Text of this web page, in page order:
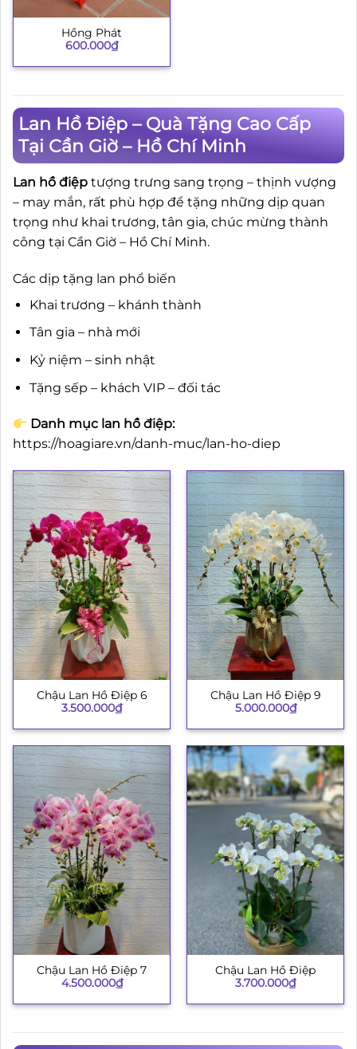
Hồng Phát
600.000₫
Lan Hồ Điệp – Quà Tặng Cao Cấp
Tại Cần Giờ – Hồ Chí Minh
Lan hồ điệp tượng trưng sang trọng – thịnh vượng
– may mắn, rất phù hợp để tặng những dịp quan
trọng như khai trương, tân gia, chúc mừng thành
công tại Cần Giờ – Hồ Chí Minh.
Các dịp tặng lan phổ biến
Khai trương – khánh thành
Tân gia – nhà mới
Kỷ niệm – sinh nhật
Tặng sếp – khách VIP – đối tác
Danh mục lan hồ điệp:
https://hoagiare.vn/danh-muc/lan-ho-diep
Chậu Lan Hồ Điệp 6
3.500.000₫
Chậu Lan Hồ Điệp 9
5.000.000₫
Chậu Lan Hồ Điệp 7
4.500.000₫
Chậu Lan Hồ Điệp
3.700.000₫